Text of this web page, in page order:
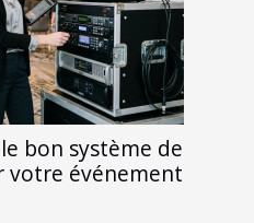
bon système de
votre événement